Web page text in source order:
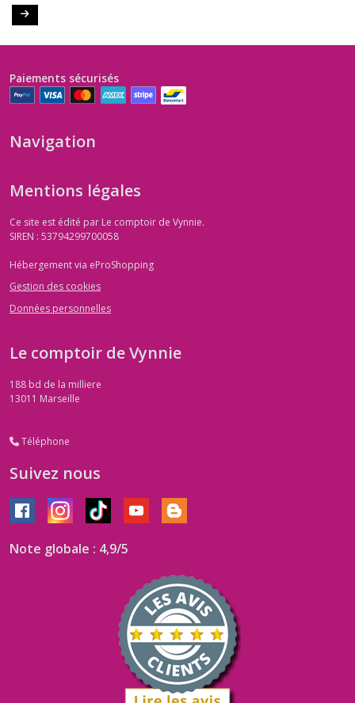
Paiements sécurisés
Navigation
Mentions légales
Ce site est édité par Le comptoir de Vynnie.
SIREN : 53794299700058
Hébergement via eProShopping
Gestion des cookies
Données personnelles
Le comptoir de Vynnie
188 bd de la milliere
13011 Marseille
Téléphone
Suivez nous
Note globale : 4,9/5